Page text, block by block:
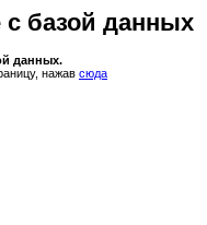
базой данных
данных.
нажав сюда